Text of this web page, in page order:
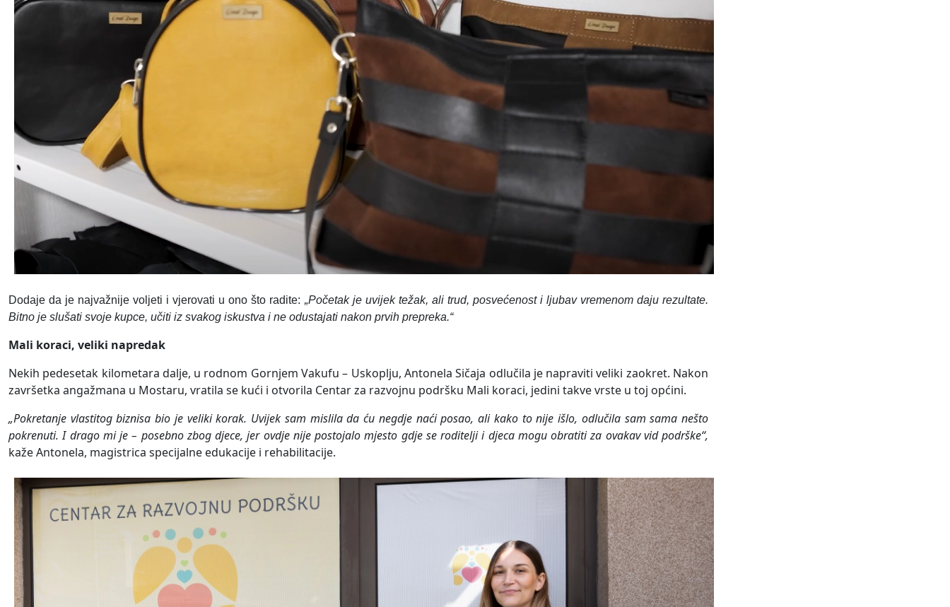
Dodaje da je najvažnije voljeti i vjerovati u ono što radite: „Početak je uvijek težak, ali trud, posvećenost i ljubav vremenom daju rezultate.
Bitno je slušati svoje kupce, učiti iz svakog iskustva i ne odustajati nakon prvih prepreka.“
Mali koraci, veliki napredak
Nekih pedesetak kilometara dalje, u rodnom Gornjem Vakufu – Uskoplju, Antonela Sičaja odlučila je napraviti veliki zaokret. Nakon
završetka angažmana u Mostaru, vratila se kući i otvorila Centar za razvojnu podršku Mali koraci, jedini takve vrste u toj općini.
„Pokretanje vlastitog biznisa bio je veliki korak. Uvijek sam mislila da ću negdje naći posao, ali kako to nije išlo, odlučila sam sama nešto
pokrenuti. I drago mi je – posebno zbog djece, jer ovdje nije postojalo mjesto gdje se roditelji i djeca mogu obratiti za ovakav vid podrške“,
kaže Antonela, magistrica specijalne edukacije i rehabilitacije.